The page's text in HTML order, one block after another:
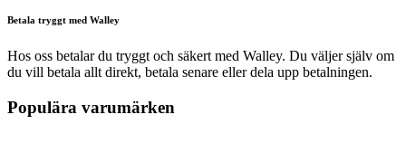
Betala tryggt med Walley
Hos oss betalar du tryggt och säkert med Walley. Du väljer själv om
du vill betala allt direkt, betala senare eller dela upp betalningen.
Populära varumärken